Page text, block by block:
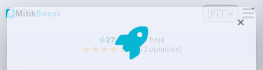
Mitik Boost 🇵🇹
27vendidos hoje
★★★★☆4/5(3 opiniões)